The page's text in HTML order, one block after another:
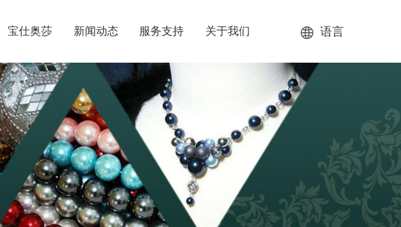
宝仕奥莎 新闻动态 服务支持 关于我们 语言